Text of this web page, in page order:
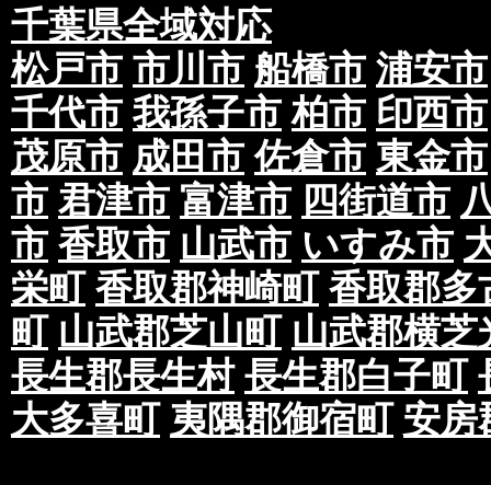
千葉県全域対応
松戸市 市川市 船橋市 浦安市
千代市 我孫子市 柏市 印西市
茂原市 成田市 佐倉市 東金市
市 君津市 富津市 四街道市
市 香取市 山武市 いすみ市
栄町 香取郡神崎町 香取郡多
町 山武郡芝山町 山武郡横芝
長生郡長生村 長生郡白子町
大多喜町 夷隅郡御宿町 安房